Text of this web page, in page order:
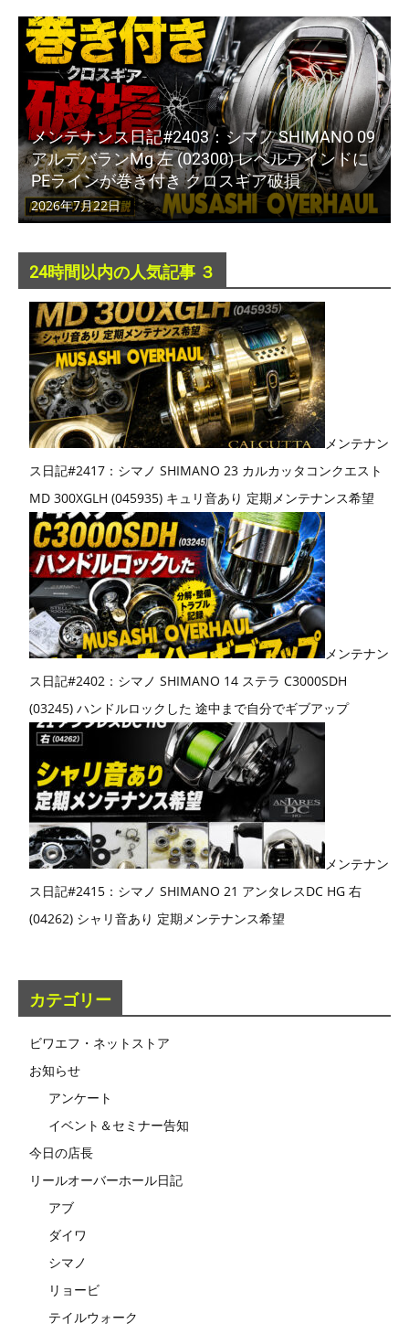
メンテナンス日記#2403：シマノ SHIMANO 09
アルデバランMg 左 (02300) レベルワインドに
PEラインが巻き付き クロスギア破損
2026年7月22日
24時間以内の人気記事 ３
メンテナン
ス日記#2417：シマノ SHIMANO 23 カルカッタコンクエスト
MD 300XGLH (045935) キュリ音あり 定期メンテナンス希望
メンテナン
ス日記#2402：シマノ SHIMANO 14 ステラ C3000SDH
(03245) ハンドルロックした 途中まで自分でギブアップ
メンテナン
ス日記#2415：シマノ SHIMANO 21 アンタレスDC HG 右
(04262) シャリ音あり 定期メンテナンス希望
カテゴリー
ビワエフ・ネットストア
お知らせ
アンケート
イベント＆セミナー告知
今日の店長
リールオーバーホール日記
アブ
ダイワ
シマノ
リョービ
テイルウォーク